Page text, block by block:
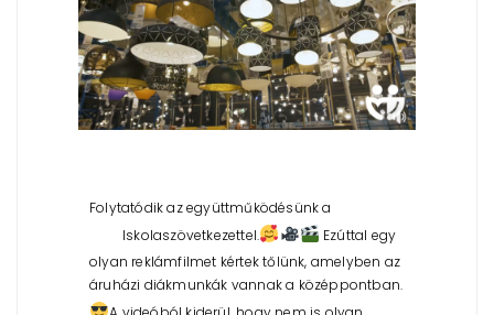
Folytatódik az együttműködésünk a
Iskolaszövetkezettel.
Ezúttal egy
olyan reklámfilmet kértek tőlünk, amelyben az
áruházi diákmunkák vannak a középpontban.